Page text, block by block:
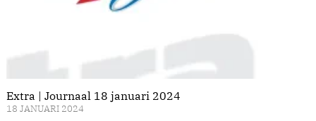
Extra | Journaal 18 januari 2024
18 JANUARI 2024